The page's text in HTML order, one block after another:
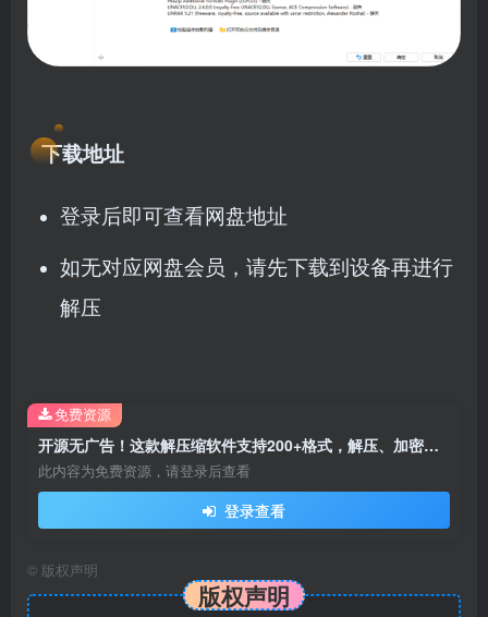
下载地址
登录后即可查看网盘地址
如无对应网盘会员，请先下载到设备再进行
解压
开源无广告！这款解压缩软件支持200+格式，解压、加密、管理文件一步到位！
此内容为免费资源，请登录后查看
登录查看
免费资源
© 版权声明
版权声明